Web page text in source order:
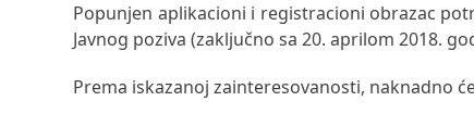
Popunjen aplikacioni i registracioni obrazac
Javnog poziva (zaključno sa 20. aprilom 2018.
Prema iskazanoj zainteresovanosti, naknadno